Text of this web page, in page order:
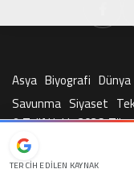
Asya Biyografi Dünya
Savunma Siyaset
© Telif Hakkı 2026, Tüm
TERCIH EDILEN KAYNAK